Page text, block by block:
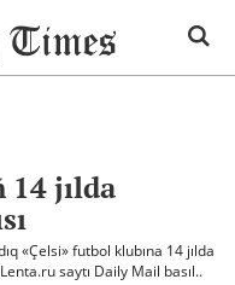
14 jılda
«Çelsi» futbol klubına 14 jılda
saytı Daily Mail basıl..